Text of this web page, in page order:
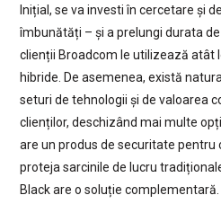
Inițial, se va investi în cercetare și
îmbunătăți – și a prelungi durata
clienții Broadcom le utilizează atât
hibride. De asemenea, există
seturi de tehnologii și de valoarea
clienților, deschizând mai multe
are un produs de securitate pentru
proteja sarcinile de lucru
Black are o soluție